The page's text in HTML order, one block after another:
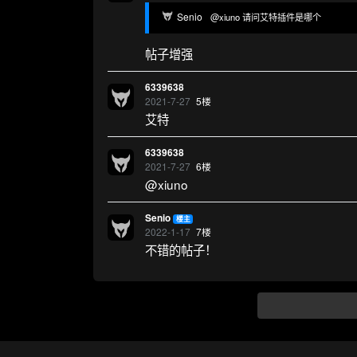
Senio @xiuno 请问艾特插件是哪个
帖子增强
6339638
2021-7-27 5楼
艾特
6339638
2021-7-27 6楼
@xiuno
Senio 楼主
2022-1-17 7楼
不错的帖子！